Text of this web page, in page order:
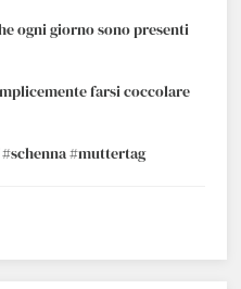
ogni giorno sono presenti
farsi coccolare
#muttertag